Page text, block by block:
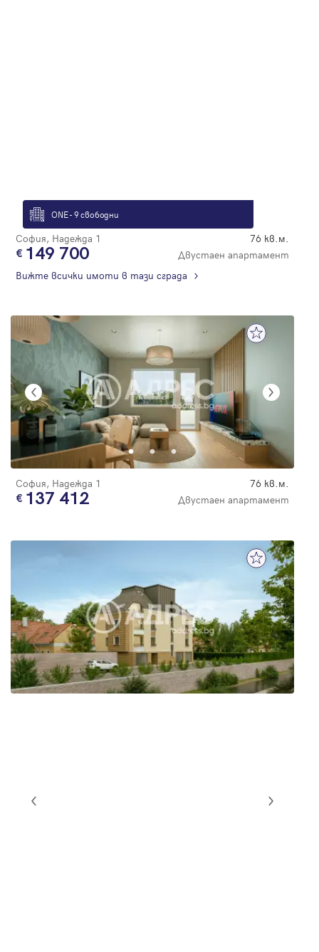
ONE - 9 свободни
София, Надежда 1 76 кв.м.
149 700
Двустаен апартамент
Вижте всички имоти в тази сграда
София, Надежда 1 76 кв.м.
137 412 Двустаен апартамент